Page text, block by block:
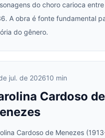
do choro carioca
A obra é fonte fundamental
do gênero.
jul. de 202610 min
Cardoso de
Cardoso de Menezes